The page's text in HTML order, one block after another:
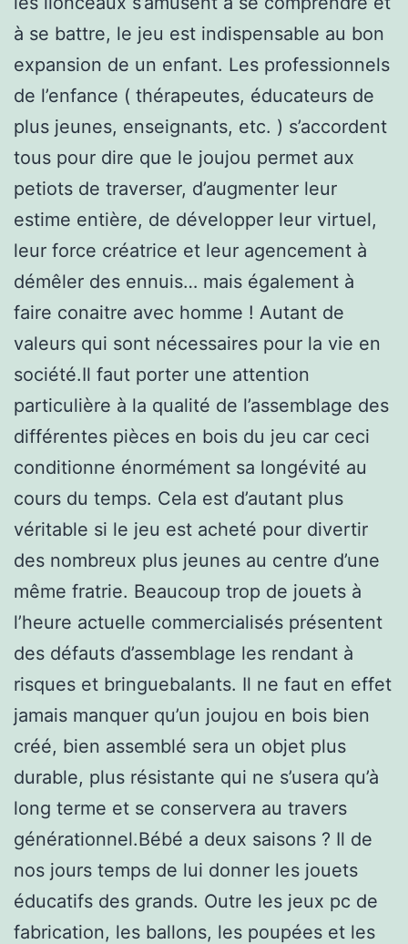
à se battre, le jeu est indispensable au bon
expansion de un enfant. Les professionnels
de l’enfance ( thérapeutes, éducateurs de
plus jeunes, enseignants, etc. ) s’accordent
tous pour dire que le joujou permet aux
petiots de traverser, d’augmenter leur
estime entière, de développer leur virtuel,
leur force créatrice et leur agencement à
démêler des ennuis… mais également à
faire conaitre avec homme ! Autant de
valeurs qui sont nécessaires pour la vie en
société.Il faut porter une attention
particulière à la qualité de l’assemblage des
différentes pièces en bois du jeu car ceci
conditionne énormément sa longévité au
cours du temps. Cela est d’autant plus
véritable si le jeu est acheté pour divertir
des nombreux plus jeunes au centre d’une
même fratrie. Beaucoup trop de jouets à
l’heure actuelle commercialisés présentent
des défauts d’assemblage les rendant à
risques et bringuebalants. Il ne faut en effet
jamais manquer qu’un joujou en bois bien
créé, bien assemblé sera un objet plus
durable, plus résistante qui ne s’usera qu’à
long terme et se conservera au travers
générationnel.Bébé a deux saisons ? Il de
nos jours temps de lui donner les jouets
éducatifs des grands. Outre les jeux pc de
fabrication, les ballons, les poupées et les